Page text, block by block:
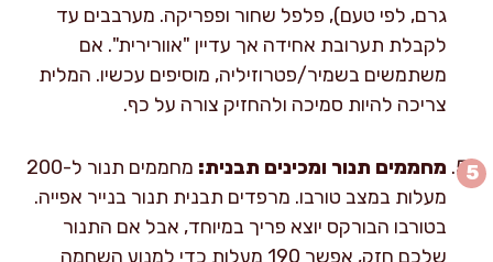
גרם, לפי טעם), פלפל שחור ופפריקה. מערבבים עד
לקבלת תערובת אחידה אך עדיין "אוורירית". אם
משתמשים בשמיר/פטרוזיליה, מוסיפים עכשיו. המלית
צריכה להיות סמיכה ולהחזיק צורה על כף.
מחממים תנור ומכינים תבנית:
מחממים תנור ל-200
מעלות במצב טורבו. מרפדים תבנית תנור בנייר אפייה.
בטורבו הבורקס יוצא פריך במיוחד, אבל אם התנור
שלכם חזק, אפשר 190 מעלות כדי למנוע השחמה